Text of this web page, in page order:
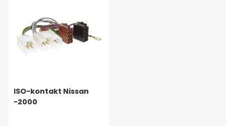
ISO-kontakt Nissan
-2000